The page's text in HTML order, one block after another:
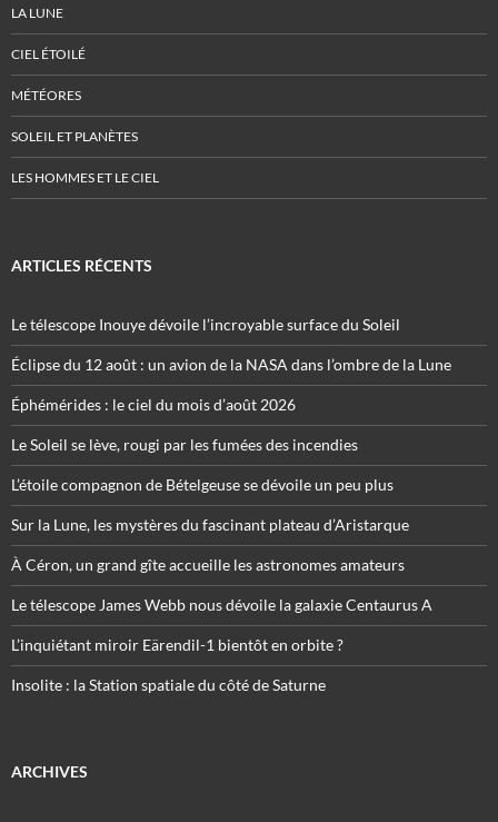
LA LUNE
CIEL ÉTOILÉ
MÉTÉORES
SOLEIL ET PLANÈTES
LES HOMMES ET LE CIEL
ARTICLES RÉCENTS
Le télescope Inouye dévoile l’incroyable surface du Soleil
Éclipse du 12 août : un avion de la NASA dans l’ombre de la Lune
Éphémérides : le ciel du mois d’août 2026
Le Soleil se lève, rougi par les fumées des incendies
L’étoile compagnon de Bételgeuse se dévoile un peu plus
Sur la Lune, les mystères du fascinant plateau d’Aristarque
À Céron, un grand gîte accueille les astronomes amateurs
Le télescope James Webb nous dévoile la galaxie Centaurus A
L’inquiétant miroir Eärendil-1 bientôt en orbite ?
Insolite : la Station spatiale du côté de Saturne
ARCHIVES